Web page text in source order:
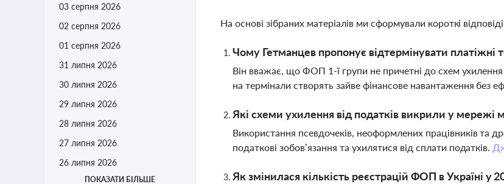
03 серпня 2026
02 серпня 2026
01 серпня 2026
31 липня 2026
30 липня 2026
29 липня 2026
28 липня 2026
27 липня 2026
26 липня 2026
ПОКАЗАТИ БІЛЬШЕ
На основі зібраних матеріалів ми сформували короткі
Чому Гетманцев пропонує відтермінувати
Він вважає, що ФОП 1-ї групи не причетні до схем ухилення
на термінали створять зайве фінансове навантаження без
Які схеми ухилення від податків викрили у мережі
Використання псевдочеків, неоформлених працівників та
податкові зобов’язання та ухилятися від сплати податків.
Як змінилася кількість реєстрацій ФОП в Україні у